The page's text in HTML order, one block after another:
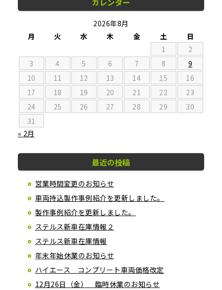
2026年8月
月
火 水 木 金 土
日
1
2
3
4 5 6 7 8
9
10
11 12 13 14 15
16
17
18 19 20 21 22
23
24
25 26 27 28 29
30
31
« 2月
最近の投稿
営業時間変更のお知らせ
車両持込製作事例紹介を更新しました。
製作事例紹介を更新しました。
ステルス新車在庫情報２
ステルス新車在庫情報
年末年始休業のお知らせ
ハイエース コンプリート車両価格改定
12月26日（金） 臨時休業のお知らせ